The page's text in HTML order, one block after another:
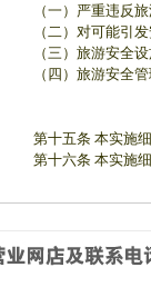
（一）严重违反旅
（二）对可能引发安
（三）旅游安全设
（四）旅游安全管
第十五条 本实施细
第十六条 本实施细